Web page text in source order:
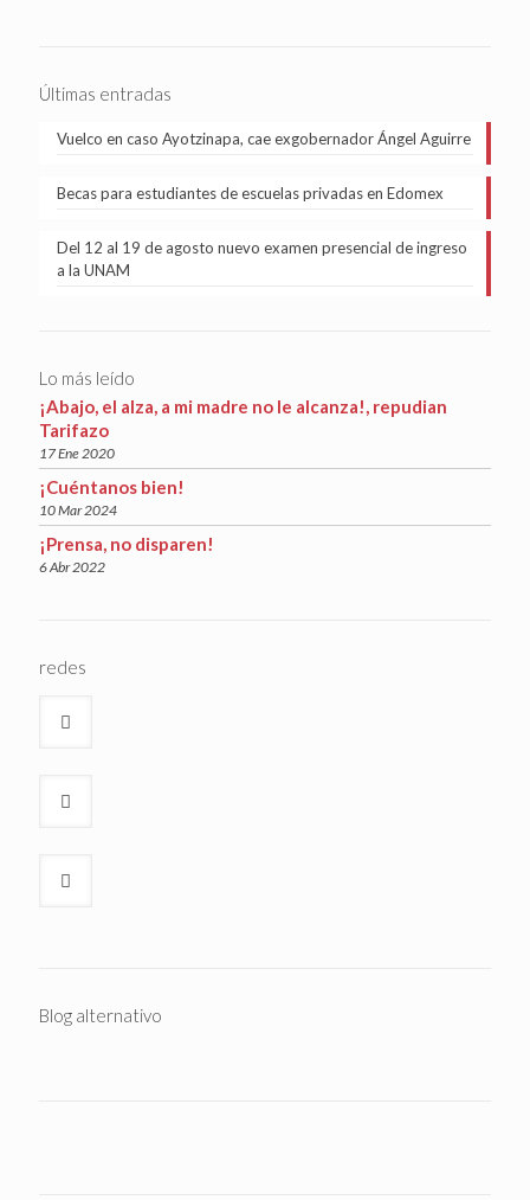
Últimas entradas
Vuelco en caso Ayotzinapa, cae exgobernador Ángel Aguirre
Becas para estudiantes de escuelas privadas en Edomex
Del 12 al 19 de agosto nuevo examen presencial de ingreso
a la UNAM
Lo más leído
¡Abajo, el alza, a mi madre no le alcanza!, repudian
Tarifazo
17 Ene 2020
¡Cuéntanos bien!
10 Mar 2024
¡Prensa, no disparen!
6 Abr 2022
redes
Blog alternativo